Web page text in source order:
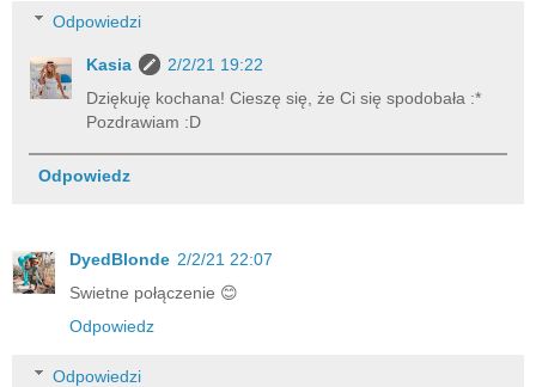
Odpowiedzi
Kasia
2/2/21 19:22
Dziękuję kochana! Cieszę się, że Ci się spodobała :*
Pozdrawiam :D
Odpowiedz
DyedBlonde 2/2/21 22:07
Swietne połączenie 😊
Odpowiedz
Odpowiedzi